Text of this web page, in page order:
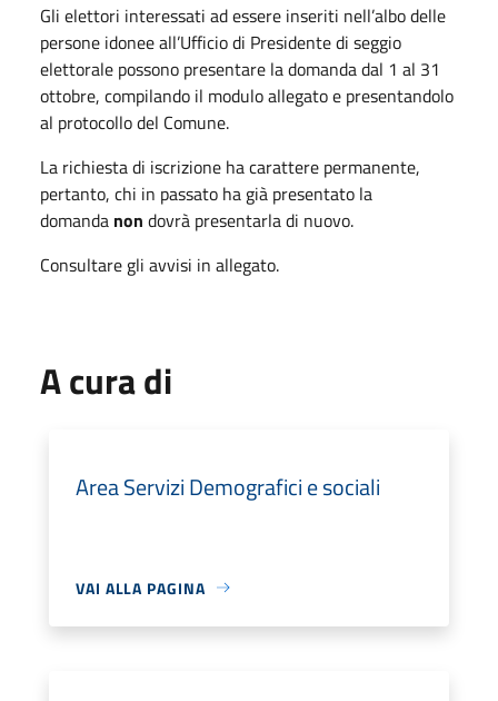
Gli elettori interessati ad essere inseriti nell’albo delle
persone idonee all’Ufficio di Presidente di seggio
elettorale possono presentare la domanda dal 1 al 31
ottobre, compilando il modulo allegato e presentandolo
al protocollo del Comune.
La richiesta di iscrizione ha carattere permanente,
pertanto, chi in passato ha già presentato la
domanda non dovrà presentarla di nuovo.
Consultare gli avvisi in allegato.
A cura di
Area Servizi Demografici e sociali
VAI ALLA PAGINA